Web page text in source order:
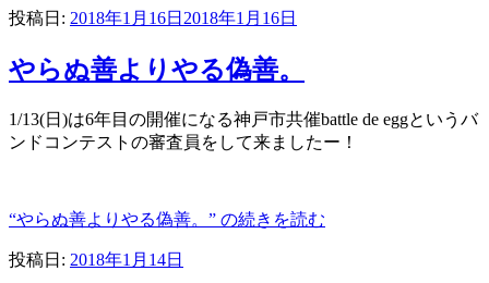
投稿日: 2018年1月16日 2018年1月16日
やらぬ善よりやる偽善。
1/13(日)は6年目の開催になる神戸市共催battle de eggというバ
ンドコンテストの審査員をして来ましたー！
“やらぬ善よりやる偽善。” の続きを読む
投稿日: 2018年1月14日